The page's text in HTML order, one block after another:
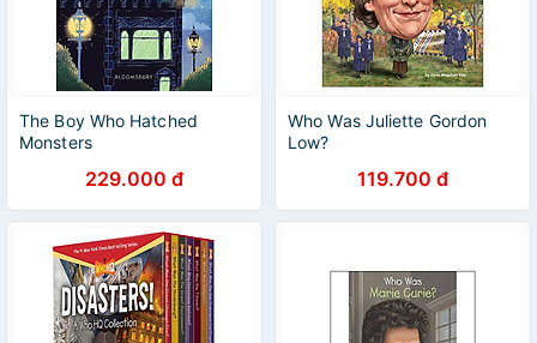
The Boy Who Hatched
Monsters
229.000 đ
Who Was Juliette Gordon
Low?
119.700 đ